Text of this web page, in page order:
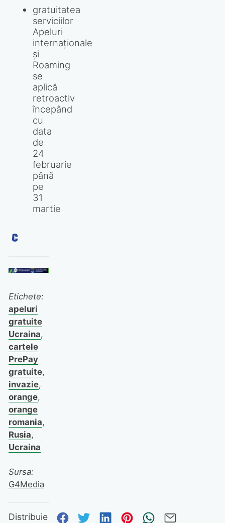
gratuitatea
serviciilor
Apeluri
internaționale
și
Roaming
se
aplică
retroactiv
începând
cu
data
de
24
februarie
până
pe
31
martie
Etichete:
apeluri
gratuite
Ucraina,
cartele
PrePay
gratuite,
invazie,
orange,
orange
romania,
Rusia,
Ucraina
Sursa:
G4Media
Distribuie
Distribuie pe Facebook
Distribuie pe Twitter
Distribuie pe
Distribuie pe
Trimite